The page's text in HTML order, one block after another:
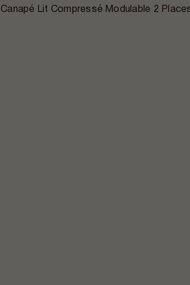
Canapé Lit Compressé Modulable 2